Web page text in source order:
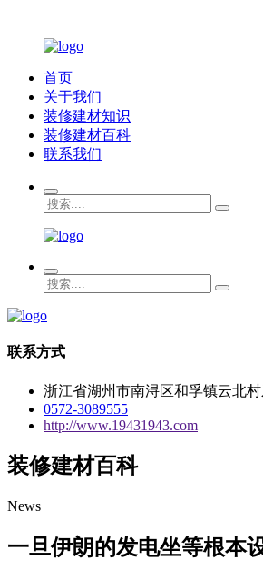
首页
关于我们
装修建材知识
装修建材百科
联系我们
联系方式
浙江省湖州市南浔区和孚镇云北
0572-3089555
http://www.19431943.com
装修建材百科
News
一旦伊朗的发电坐等根本